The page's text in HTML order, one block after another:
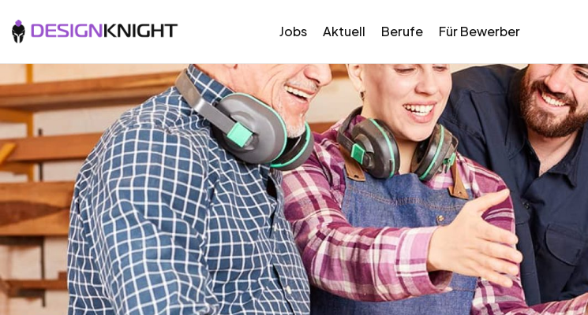
Jobs Aktuell Berufe Für Bewerber